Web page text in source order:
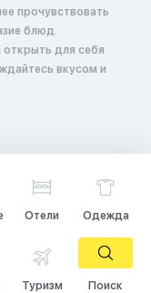
прочувствовать
блюд.
открыть для себя
вкусом и
Отели Одежда
Туризм Поиск